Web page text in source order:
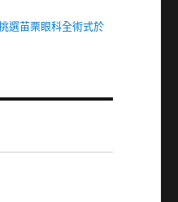
選苗栗眼科全術式於